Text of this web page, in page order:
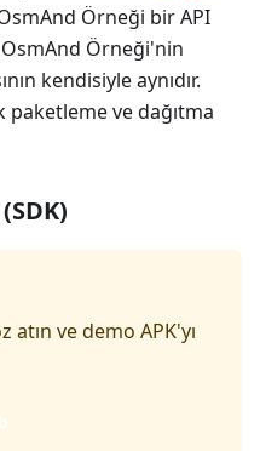
Örneği bir API
Örneği'nin
kendisiyle aynıdır.
paketleme ve dağıtma
ve demo APK'yı